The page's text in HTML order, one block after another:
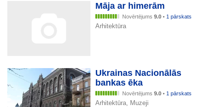
Māja ar himerām
Novērtējums 9.0 • 1 pārskats
Arhitektūra
Ukrainas Nacionālās
bankas ēka
Novērtējums 9.0 • 1 pārskats
Arhitektūra, Muzeji